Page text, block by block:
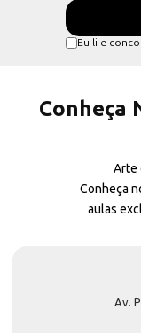
Eu li e
Conheça
Arte
Conheça
aulas
Av.